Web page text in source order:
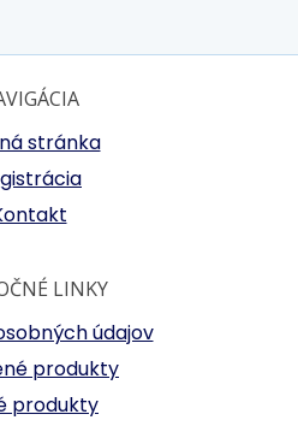
stránka
LINKY
údajov
produkty
produkty